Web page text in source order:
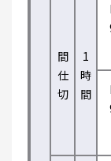
間
仕
切
1
時
間